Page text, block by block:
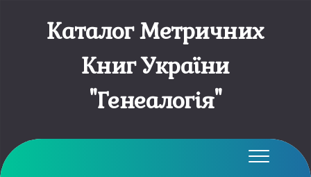
Каталог Метричних
Книг України
"Генеалогія"